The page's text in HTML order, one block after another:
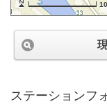
ステーションフ